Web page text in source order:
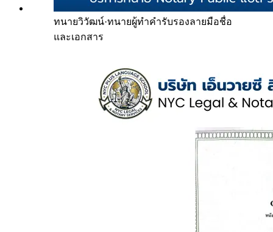
ทนายวิวัฒน์·ทนายผู้ทำคำรับรองลายมือชื่อ
และเอกสาร